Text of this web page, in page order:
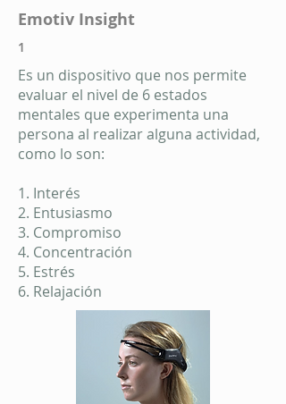
Emotiv Insight
1
Es un dispositivo que nos permite
evaluar el nivel de 6 estados
mentales que experimenta una
persona al realizar alguna actividad,
como lo son:
1. Interés
2. Entusiasmo
3. Compromiso
4. Concentración
5. Estrés
6. Relajación